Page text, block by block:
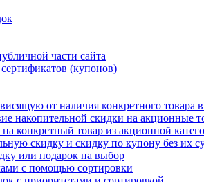
части сайта
(купонов)
от наличия конкретного товара
накопительной скидки на акционные
конкретный товар из акционной
скидку и скидку по купону без их
или подарок на выбор
с помощью сортировки